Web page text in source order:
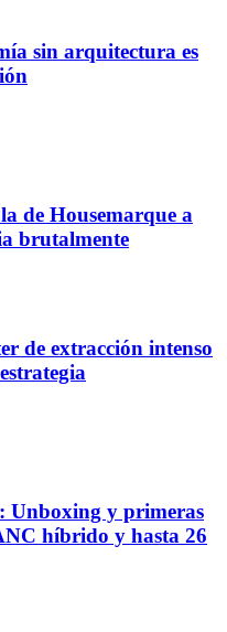
sin arquitectura es
de Housemarque a
brutalmente
de extracción intenso
Unboxing y primeras
híbrido y hasta 26